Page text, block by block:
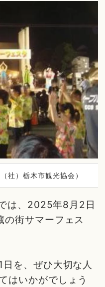
社）栃木市観光協会）
は、2025年8月2日
の街サマーフェス
を、ぜひ大切な人
はいかがでしょう